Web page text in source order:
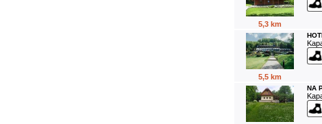
5,3 km
5,5 km
NA